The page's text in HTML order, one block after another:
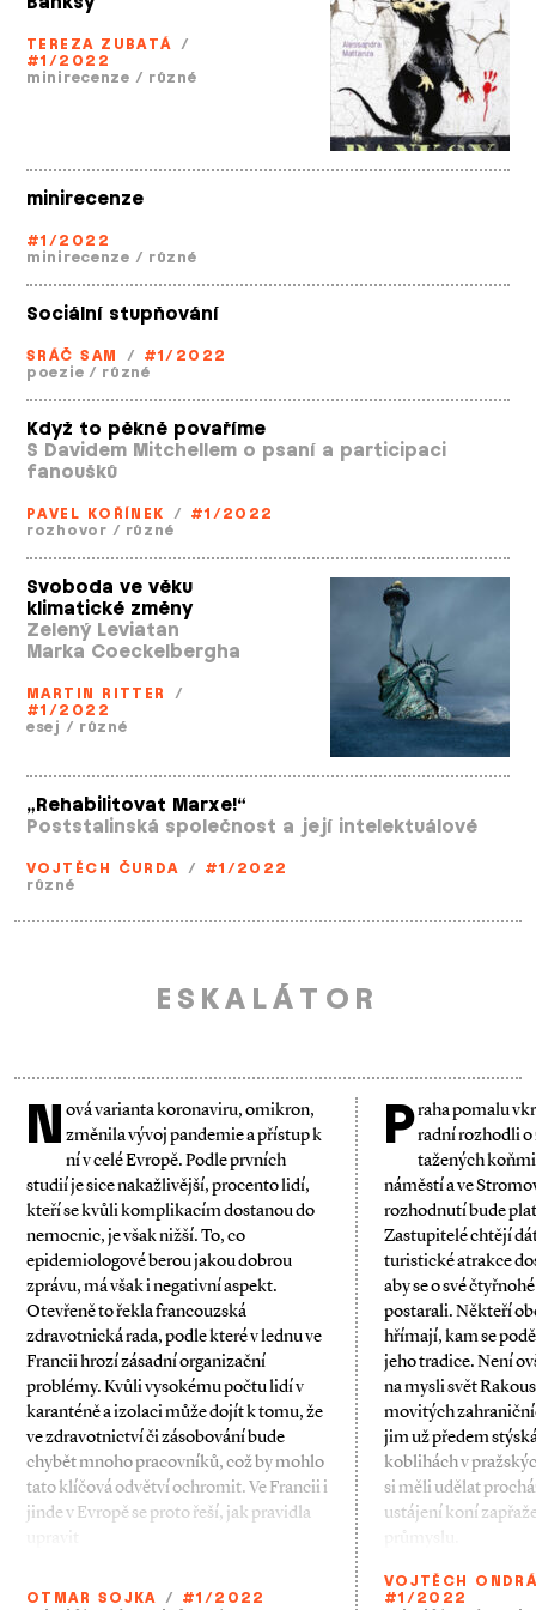
TEREZA ZUBATÁ /
#1/2022
minirecenze / různé
minirecenze
#1/2022
minirecenze / různé
Sociální stupňování
SRÁČ SAM / #1/2022
poezie / různé
Když to pěkně povaříme
S Davidem Mitchellem o psaní a participaci
fanoušků
PAVEL KOŘÍNEK / #1/2022
rozhovor / různé
Svoboda ve věku
klimatické změny
Zelený Leviatan
Marka Coeckelbergha
MARTIN RITTER
/
#1/2022
esej / různé
„Rehabilitovat Marxe!“
Poststalinská společnost a její intelektuálové
VOJTĚCH ČURDA / #1/2022
různé
ESKALÁTOR
N
ová varianta koronaviru, omikron,
změnila vývoj pandemie a přístup k
ní v celé Evropě. Podle prvních
studií je sice nakažlivější, procento lidí,
kteří se kvůli komplikacím dostanou do
nemocnic, je však nižší. To, co
epidemiologové berou jakou dobrou
zprávu, má však i negativní aspekt.
Otevřeně to řekla francouzská
zdravotnická rada, podle které v lednu ve
Francii hrozí zásadní organizační
problémy. Kvůli vysokému počtu lidí v
karanténě a izolaci může dojít k tomu, že
ve zdravotnictví či zásobování bude
chybět mnoho pracovníků, což by mohlo
tato klíčová odvětví ochromit. Ve Francii i
jinde v Evropě se proto řeší, jak pravidla
OTMAR SOJKA / #1/2022
P
raha pomalu
radní rozhodli o
tažených
náměstí a ve
rozhodnutí bude
Zastupitelé chtějí
turistické atrakce
aby se o své
postarali. Někteří
hřímají, kam se
jeho tradice. Není
na mysli svět
movitých
jim už předem
koblihách v
si měli udělat
ustájení koní
VOJTĚCH
#1/2022